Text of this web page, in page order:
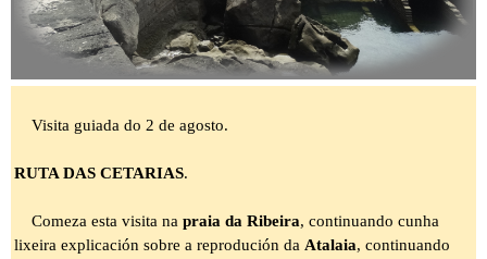
Visita guiada do 2 de agosto.
RUTA DAS CETARIAS.
Comeza esta visita na praia da Ribeira, continuando cunha
lixeira explicación sobre a reprodución da Atalaia, continuando